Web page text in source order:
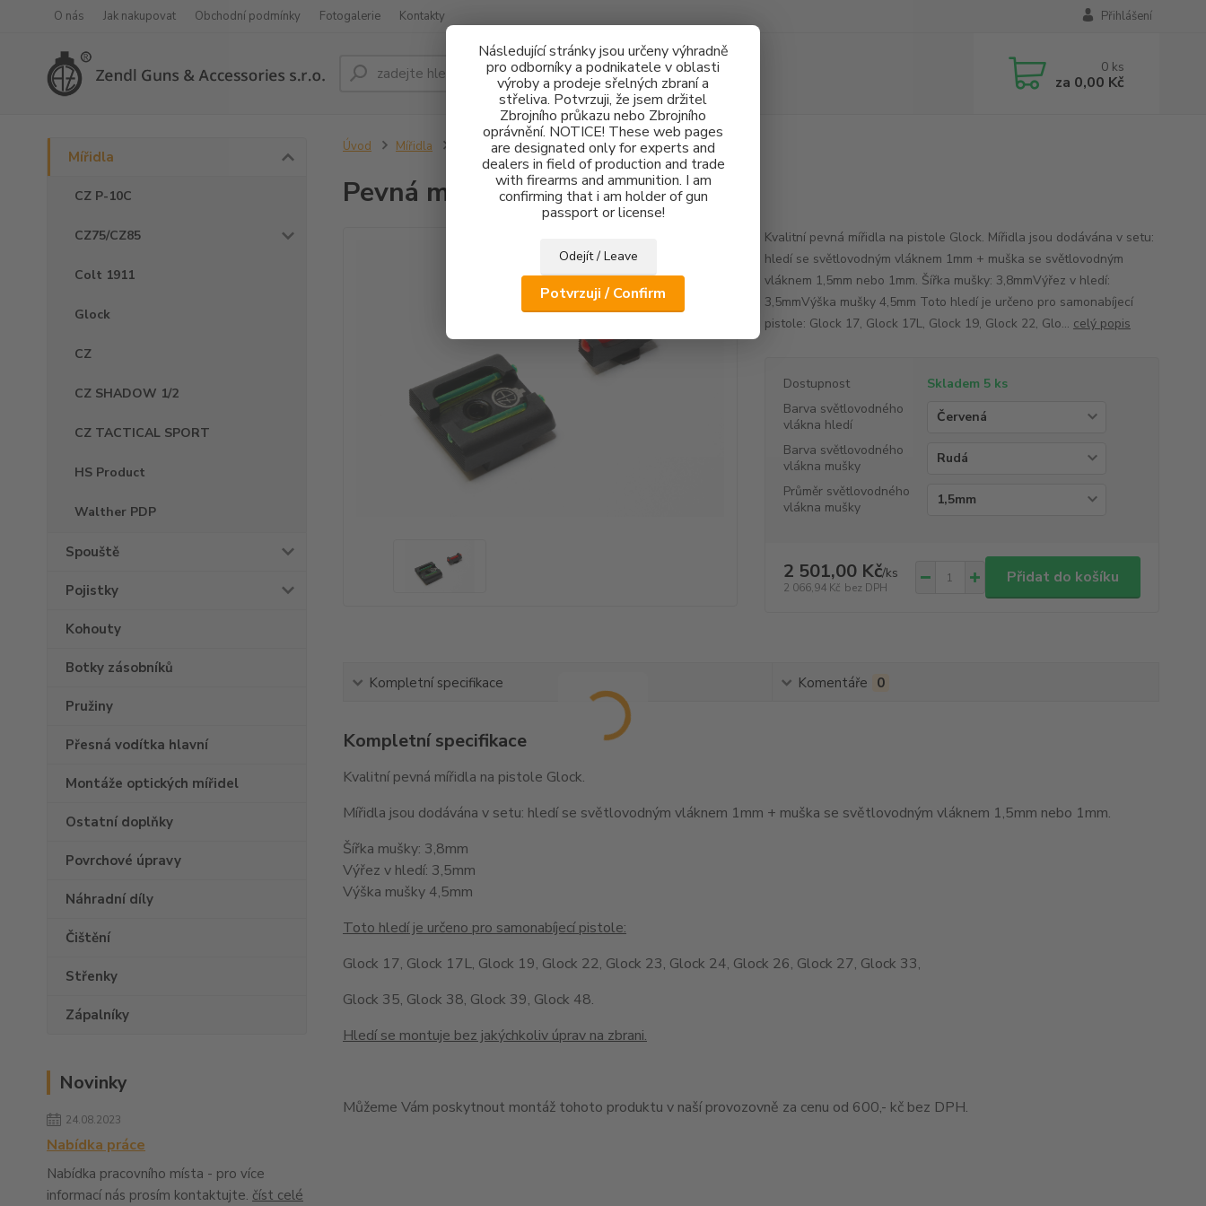
Následující stránky jsou určeny výhradně
pro odborníky a podnikatele v oblasti
výroby a prodeje sřelných zbraní a
střeliva. Potvrzuji, že jsem držitel
Zbrojního průkazu nebo Zbrojního
oprávnění. NOTICE! These web pages
are designated only for experts and
dealers in field of production and trade
with firearms and ammunition. I am
confirming that i am holder of gun
passport or license!
Odejít / Leave
Potvrzuji / Confirm
O nás Jak nakupovat Obchodní podmínky Fotogalerie Kontakty Přihlášení
Hledat 0 ks
za 0,00 Kč
Mířidla
CZ P-10C
CZ75/CZ85
Colt 1911
Glock
CZ
CZ SHADOW 1/2
CZ TACTICAL SPORT
HS Product
Walther PDP
Spouště
Pojistky
Kohouty
Botky zásobníků
Pružiny
Přesná vodítka hlavní
Montáže optických mířidel
Ostatní doplňky
Povrchové úpravy
Náhradní díly
Čištění
Střenky
Zápalníky
Novinky
24.08.2023
Nabídka práce
Nabídka pracovního místa - pro více
informací nás prosím kontaktujte. číst celé
Úvod Mířidla Pevná mířidla Glock FO
Pevná mířidla Glock FO
Kvalitní pevná mířidla na pistole Glock. Mířidla jsou dodávána v setu:
hledí se světlovodným vláknem 1mm + muška se světlovodným
vláknem 1,5mm nebo 1mm. Šířka mušky: 3,8mmVýřez v hledí:
3,5mmVýška mušky 4,5mm Toto hledí je určeno pro samonabíjecí
pistole: Glock 17, Glock 17L, Glock 19, Glock 22, Glo... celý popis
Dostupnost
Skladem 5 ks
Barva světlovodného
vlákna hledí
Barva světlovodného
vlákna mušky
Průměr světlovodného
vlákna mušky
2 501,00 Kč/ks
2 066,94 Kč bez DPH
Přidat do košíku
Kompletní specifikace Komentáře 0
Kompletní specifikace
Kvalitní pevná mířidla na pistole Glock.
Mířidla jsou dodávána v setu: hledí se světlovodným vláknem 1mm + muška se světlovodným vláknem 1,5mm nebo 1mm.
Šířka mušky: 3,8mm
Výřez v hledí: 3,5mm
Výška mušky 4,5mm
Toto hledí je určeno pro samonabíjecí pistole:
Glock 17, Glock 17L, Glock 19, Glock 22, Glock 23, Glock 24, Glock 26, Glock 27, Glock 33,
Glock 35, Glock 38, Glock 39, Glock 48.
Hledí se montuje bez jakýchkoliv úprav na zbrani.
Můžeme Vám poskytnout montáž tohoto produktu v naší provozovně za cenu od 600,- kč bez DPH.